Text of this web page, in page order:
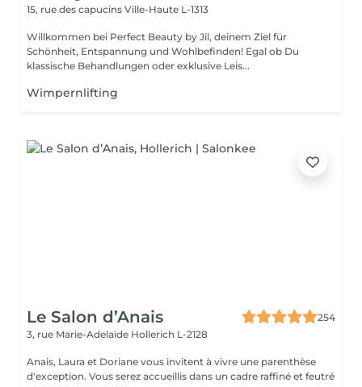
15, rue des capucins Ville-Haute L-1313
Willkommen bei Perfect Beauty by Jil, deinem Ziel für
Schönheit, Entspannung und Wohlbefinden! Egal ob Du
klassische Behandlungen oder exklusive Leis...
Wimpernlifting
Le Salon d’Anais
254
3, rue Marie-Adelaïde Hollerich L-2128
Anais, Laura et Doriane vous invitent à vivre une parenthèse
d'exception. Vous serez accueillis dans un cadre raffiné et feutré